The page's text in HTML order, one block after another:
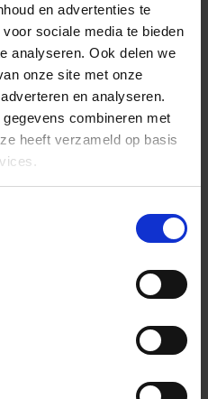
en advertenties te
sociale media te bieden
analyseren. Ook delen we
onze site met onze
en analyseren.
combineren met
heeft verzameld op basis